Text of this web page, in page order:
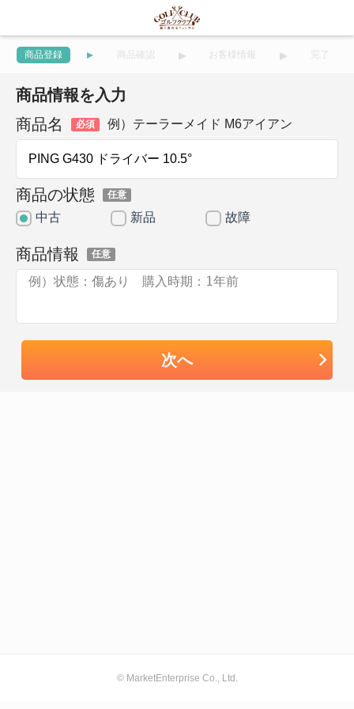
商品登録 商品確認 お客様情報 完了
商品情報を入力
商品名
必須 例）テーラーメイド M6アイアン
商品の状態 任意
中古 新品 故障
商品情報 任意
次へ
© MarketEnterprise Co., Ltd.